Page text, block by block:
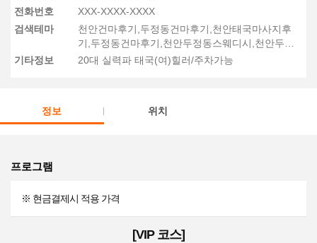
전화번호
XXX-XXXX-XXXX
검색테마
천안건마후기,두정동건마후기,천안태국마사지후
기,두정동건마후기,천안두정동스웨디시,천안두정
동타이마사지,천안타이마사지후기
기타정보 20대 실력파 태국(여)힐러/주차가능
정보 위치
프로그램
※ 현금결제시 적용 가격
[VIP 코스]